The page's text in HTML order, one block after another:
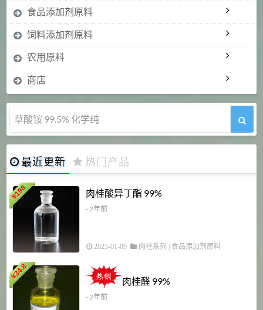
食品添加剂原料
饲料添加剂原料
农用原料
商店
草酸铵 99.5% 化学纯
最近更新 热门产品
¥
198 肉桂酸异丁酯 99%
- 2年前
2025-01-09 肉桂系列 食品添加剂原料
¥
34.8
肉桂醛 99%
- 2年前